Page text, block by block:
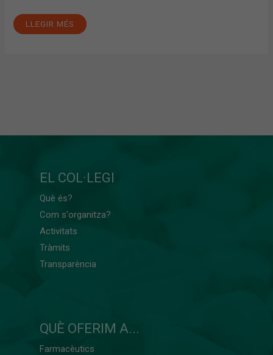
LLEGIR MÉS
EL COL·LEGI
Què és?
Com s'organitza?
Activitats
Tràmits
Transparència
QUÈ OFERIM A...
Farmacèutics